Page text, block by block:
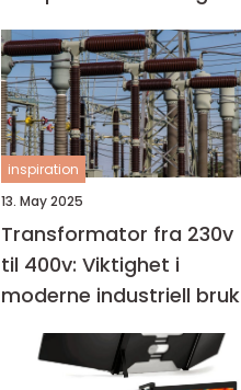
inspiration
13. May 2025
Transformator fra 230v
til 400v: Viktighet i
moderne industriell bruk